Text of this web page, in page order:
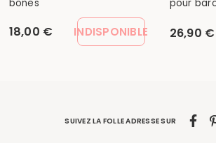
bones"
18,00 € INDISPONIBLE
pour
26,90 €
SUIVEZ LA FOLLE ADRESSE SUR